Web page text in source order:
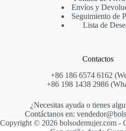
Envíos y
Seguimiento de
Lista de
Contactos
+86 186 6574 6162
+86 198 1438 2986
¿Necesitas ayuda o tienes
Contáctanos en:
Copyright © 2026 bolsodemujer.com -